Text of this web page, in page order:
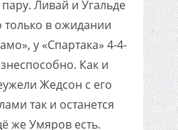
Ливай и Угальде
только в ожидании
у «Спартака» 4-4-
Как и
Жедсон с его
так и останется
же Умяров есть.